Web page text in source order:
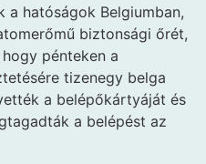
a hatóságok Belgiumban,
biztonsági őrét,
pénteken a
tizenegy belga
a belépőkártyáját és
a belépést az